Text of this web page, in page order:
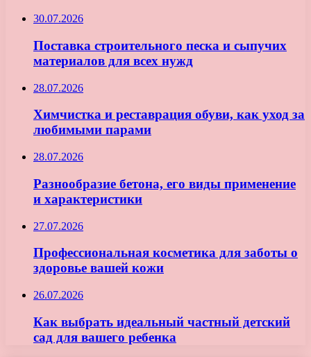
30.07.2026
Поставка строительного песка и сыпучих
материалов для всех нужд
28.07.2026
Химчистка и реставрация обуви, как уход за
любимыми парами
28.07.2026
Разнообразие бетона, его виды применение
и характеристики
27.07.2026
Профессиональная косметика для заботы о
здоровье вашей кожи
26.07.2026
Как выбрать идеальный частный детский
сад для вашего ребенка